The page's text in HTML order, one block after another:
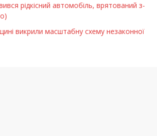
рідкісний автомобіль, врятований з-
викрили масштабну схему незаконної